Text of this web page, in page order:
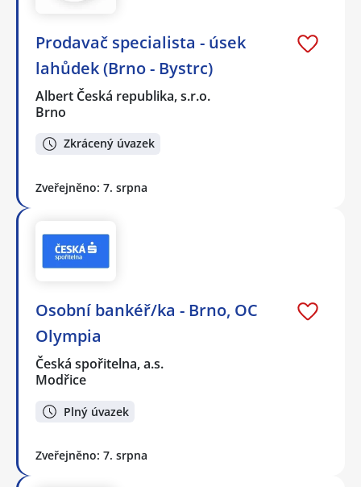
Prodavač specialista - úsek
lahůdek (Brno - Bystrc)
Albert Česká republika, s.r.o.
Brno
Zkrácený úvazek
Zveřejněno: 7. srpna
Osobní bankéř/ka - Brno, OC
Olympia
Česká spořitelna, a.s.
Modřice
Plný úvazek
Zveřejněno: 7. srpna